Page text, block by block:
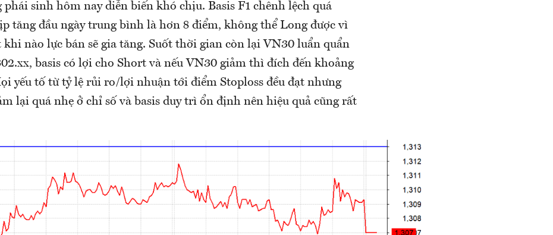
sinh hôm nay diễn biến khó chịu. Basis F1 chênh lệch quá
tăng đầu ngày trung bình là hơn 8 điểm, không thể Long được vì
khi nào lực bán sẽ gia tăng. Suốt thời gian còn lại VN30 luẩn quẩn
basis có lợi cho Short và nếu VN30 giảm thì đích đến khoảng
yếu tố từ tỷ lệ rủi ro/lợi nhuận tới điểm Stoploss đều đạt nhưng
lại quá nhẹ ở chỉ số và basis duy trì ổn định nên hiệu quả cũng rất